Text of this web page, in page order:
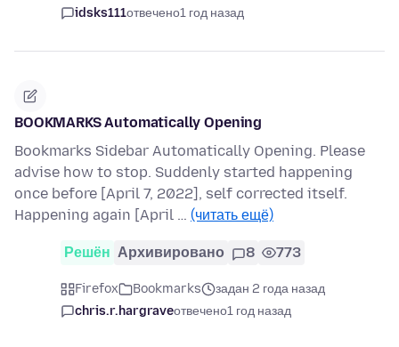
idsks111отвечено1 год назад
BOOKMARKS Automatically Opening
Bookmarks Sidebar Automatically Opening. Please
advise how to stop. Suddenly started happening
once before [April 7, 2022], self corrected itself.
Happening again [April … (читать ещё)
Решён Архивировано 8 773
Firefox Bookmarks
задан 2 года назад
chris.r.hargraveотвечено1 год назад